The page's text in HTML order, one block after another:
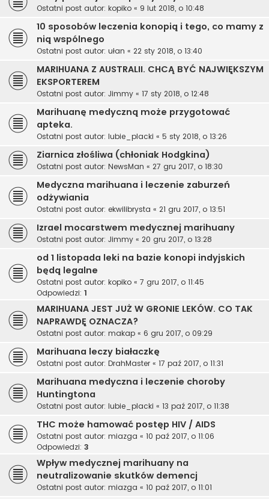
Ostatni post autor: kopiko « 9 lut 2018, o 10:48
10 sposobów leczenia konopią i tego, co mamy z
nią wspólnego
Ostatni post autor: ułan « 22 sty 2018, o 13:40
MARIHUANA Z AUSTRALII. CHCĄ BYĆ NAJWIĘKSZYM
EKSPORTEREM
Ostatni post autor: Jimmy « 17 sty 2018, o 12:48
Marihuanę medyczną może przygotować
apteka.
Ostatni post autor: lubie_placki « 5 sty 2018, o 13:26
Ziarnica złośliwa (chłoniak Hodgkina)
Ostatni post autor: NewsMan « 27 gru 2017, o 18:30
Medyczna marihuana i leczenie zaburzeń
odżywiania
Ostatni post autor: ekwilibrysta « 21 gru 2017, o 13:51
Izrael mocarstwem medycznej marihuany
Ostatni post autor: Jimmy « 20 gru 2017, o 13:28
od 1 listopada leki na bazie konopi indyjskich
będą legalne
Ostatni post autor: kopiko « 7 gru 2017, o 11:45
Odpowiedzi: 1
MARIHUANA JEST JUŻ W GRONIE LEKÓW. CO TAK
NAPRAWDĘ OZNACZA?
Ostatni post autor: makap « 6 gru 2017, o 09:29
Marihuana leczy białaczkę
Ostatni post autor: DrahMaster « 17 paź 2017, o 11:31
Marihuana medyczna i leczenie choroby
Huntingtona
Ostatni post autor: lubie_placki « 13 paź 2017, o 11:38
THC może hamować postęp HIV / AIDS
Ostatni post autor: miazga « 10 paź 2017, o 11:06
Odpowiedzi: 3
Wpływ medycznej marihuany na
neutralizowanie skutków demencj
Ostatni post autor: miazga « 10 paź 2017, o 11:01